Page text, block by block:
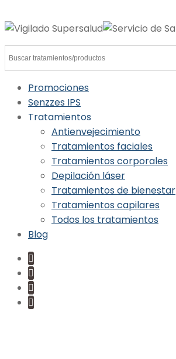
Promociones
Senzzes IPS
Tratamientos
Antienvejecimiento
Tratamientos faciales
Tratamientos corporales
Depilación láser
Tratamientos de bienestar
Tratamientos capilares
Todos los tratamientos
Blog